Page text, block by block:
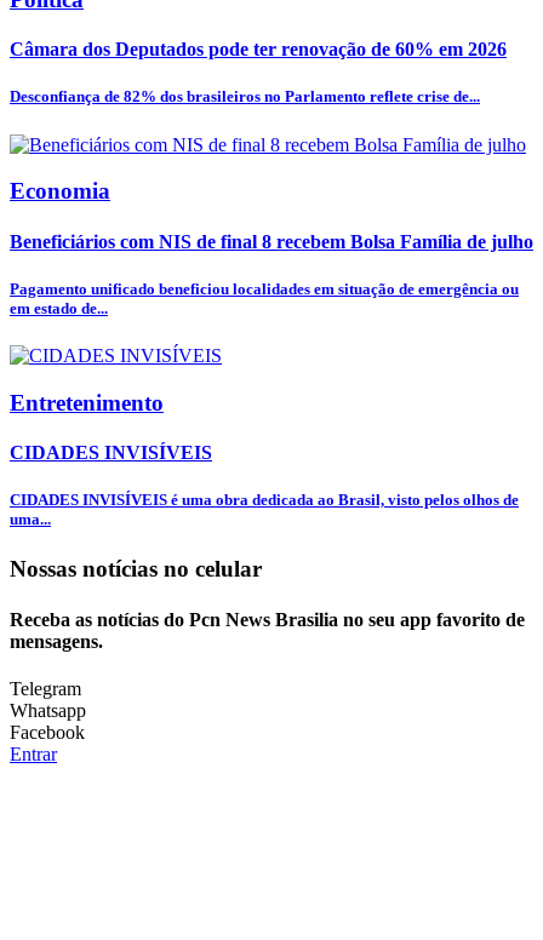
Câmara dos Deputados pode ter renovação de 60% em 2026
Desconfiança de 82% dos brasileiros no Parlamento reflete crise de...
Economia
Beneficiários com NIS de final 8 recebem Bolsa Família de julho
Pagamento unificado beneficiou localidades em situação de emergência ou
em estado de...
Entretenimento
CIDADES INVISÍVEIS
CIDADES INVISÍVEIS é uma obra dedicada ao Brasil, visto pelos olhos de
uma...
Nossas notícias no celular
Receba as notícias do Pcn News Brasilia no seu app favorito de
mensagens.
Telegram
Whatsapp
Facebook
Entrar